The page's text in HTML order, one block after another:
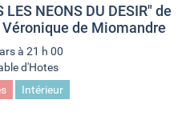
LES NEONS DU DESIR" de
de Miomandre
à 21 h 00
d'Hotes
Intérieur